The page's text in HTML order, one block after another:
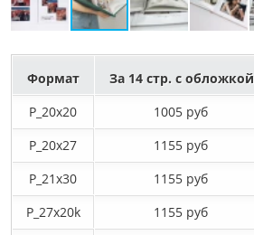
Формат За 14 стр. с обложкой
P_20х20
1005 руб
P_20х27
1155 руб
P_21х30
1155 руб
P_27х20k
1155 руб